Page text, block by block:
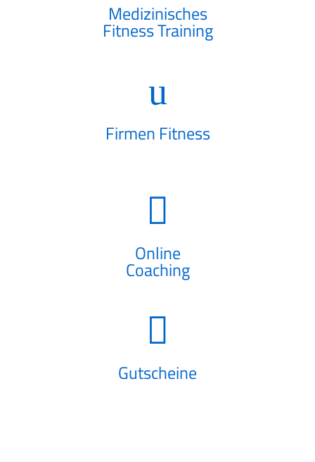
Medizinisches
Fitness Training
Firmen Fitness
Online
Coaching
Gutscheine